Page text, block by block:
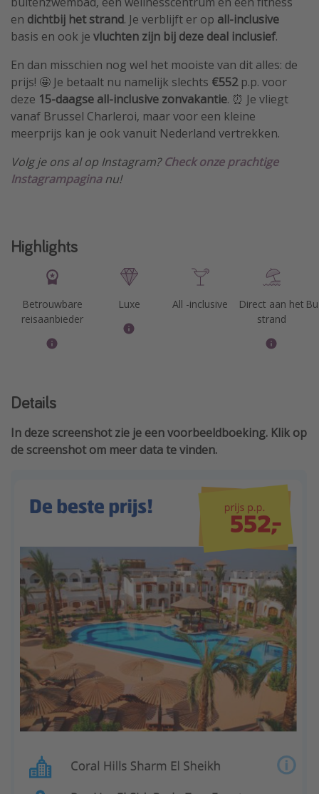
en dichtbij het strand. Je verblijft er op all-inclusive
basis en ook je vluchten zijn bij deze deal inclusief.
En dan misschien nog wel het mooiste van dit alles: de
prijs! 🤩 Je betaalt nu namelijk slechts €552p.p. voor
deze 15-daagse all-inclusive zonvakantie. ⏰ Je vliegt
vanaf Brussel Charleroi, maar voor een kleine
meerprijs kan je ook vanuit Nederland vertrekken.
Volg je ons al op Instagram?Check onze prachtige
Instagrampaginanu!
Highlights
Betrouwbare
reisaanbieder
Luxe All -inclusive
Direct aan het
strand
Details
In deze screenshot zie je een voorbeeldboeking. Klik op
de screenshot om meer data te vinden.